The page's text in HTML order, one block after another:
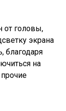
от головы,
экрана
благодаря
на